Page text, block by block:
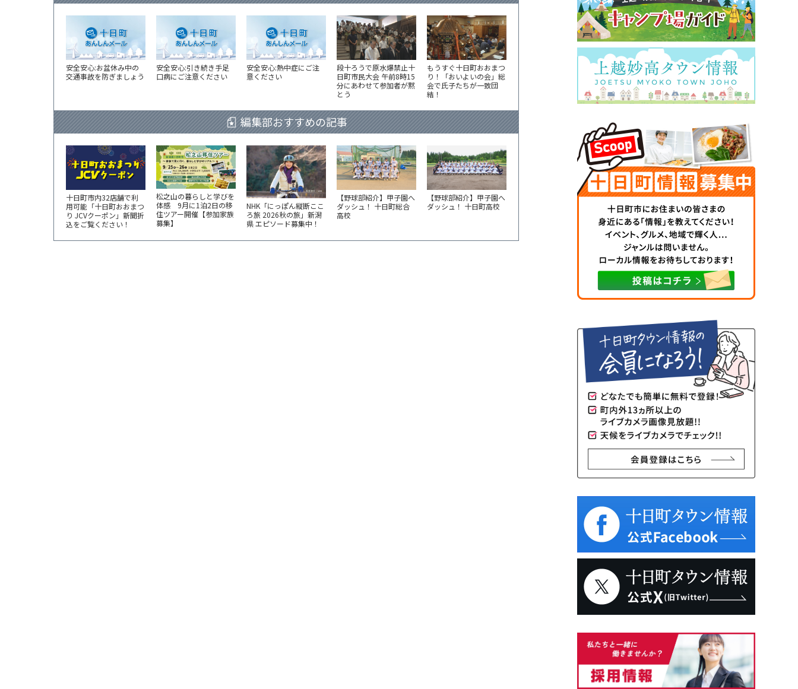
安全安心:お盆休み中の
交通事故を防ぎましょう
安全安心:引き続き手足
口病にご注意ください
安全安心:熱中症にご注
意ください
段十ろうで原水爆禁止十
日町市民大会 午前8時15
分にあわせて参加者が黙
とう
もうすぐ十日町おおまつ
り！「おいよいの会」総
会で氏子たちが一致団
結！
編集部おすすめの記事
十日町市内32店舗で利
用可能「十日町おおまつ
り JCVクーポン」新聞折
込をご覧ください！
松之山の暮らしと学びを
体感 9月に1泊2日の移
住ツアー開催【参加家族
募集】
NHK「にっぽん縦断ここ
ろ旅 2026秋の旅」新潟
県 エピソード募集中！
【野球部紹介】甲子園へ
ダッシュ！ 十日町総合
高校
【野球部紹介】甲子園へ
ダッシュ！ 十日町高校